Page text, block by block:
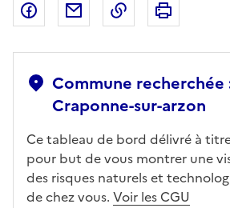
Partager sur Facebook
Partager par email
Copier dans le
Commune recherchée
Craponne-sur-arzon
Ce tableau de bord délivré à
pour but de vous montrer une
des risques naturels et
de chez vous. Voir les CGU